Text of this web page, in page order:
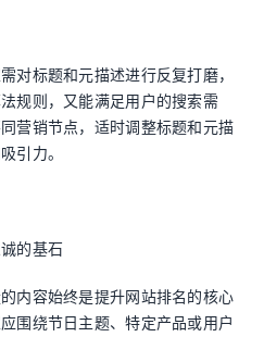
对标题和元描述进行反复打磨，
规则，又能满足用户的搜索需
营销节点，适时调整标题和元描
引力。
的基石
内容始终是提升网站排名的核心
围绕节日主题、特定产品或用户